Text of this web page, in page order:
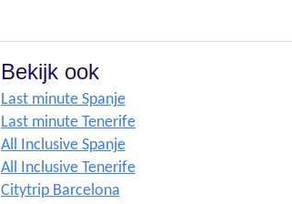
Bekijk ook
Last minute Spanje
Last minute Tenerife
All Inclusive Spanje
All Inclusive Tenerife
Citytrip Barcelona